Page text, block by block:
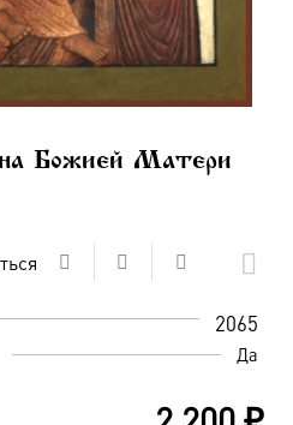
Божией Матери
2065
Да